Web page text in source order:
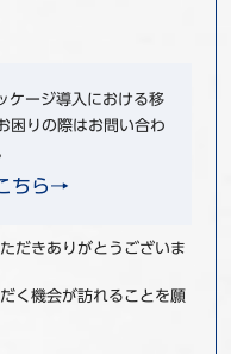
ケージ導入における移
困りの際はお問い合わ
ちら→
だきありがとうございま
く機会が訪れることを願